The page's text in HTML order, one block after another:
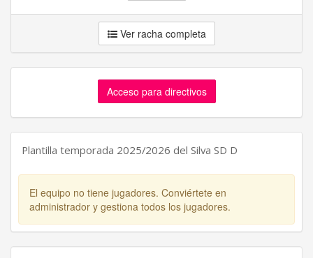
Ver racha completa
Acceso para directivos
Plantilla temporada 2025/2026 del Silva SD D
El equipo no tiene jugadores. Conviértete en
administrador y gestiona todos los jugadores.